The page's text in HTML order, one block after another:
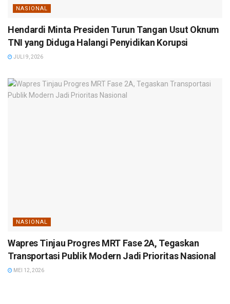
NASIONAL
Hendardi Minta Presiden Turun Tangan Usut Oknum
TNI yang Diduga Halangi Penyidikan Korupsi
JULI 9, 2026
NASIONAL
Wapres Tinjau Progres MRT Fase 2A, Tegaskan
Transportasi Publik Modern Jadi Prioritas Nasional
MEI 12, 2026